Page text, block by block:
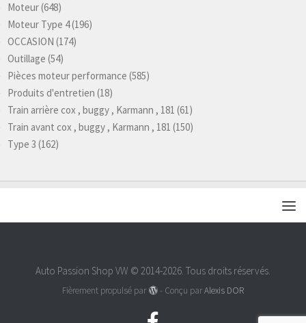
Moteur(648)
Moteur Type 4(196)
OCCASION (174)
Outillage (54)
Pièces moteur performance (585)
Produits d'entretien (18)
Train arrière cox , buggy , Karmann , 181 (61)
Train avant cox , buggy , Karmann , 181 (150)
Type 3 (162)
Auto Passion Shop VW © 2014-2026. Tous droits réservés.
Fièrement propulsé par - Conçu parAlexis DOR